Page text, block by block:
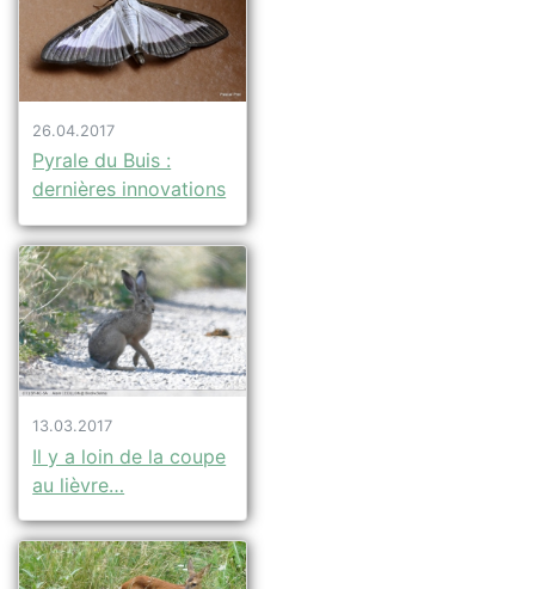
26.04.2017
Pyrale du Buis :
dernières innovations
13.03.2017
Il y a loin de la coupe
au lièvre…